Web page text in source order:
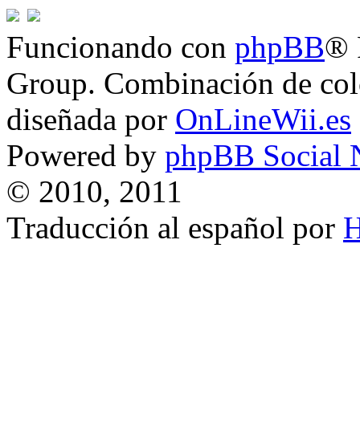
Funcionando con phpBB®
Group. Combinación de
diseñada por OnLineWii.es
Powered by phpBB Social
© 2010, 2011
Traducción al español por